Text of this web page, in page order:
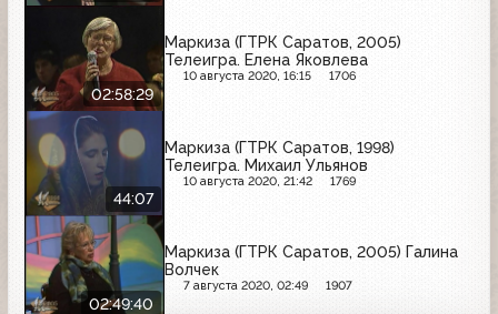
02:58:29
Маркиза (ГТРК Саратов, 2005)
Телеигра. Елена Яковлева
10 августа 2020, 16:15 1706
44:07
Маркиза (ГТРК Саратов, 1998)
Телеигра. Михаил Ульянов
10 августа 2020, 21:42 1769
02:49:40
Маркиза (ГТРК Саратов, 2005) Галина
Волчек
7 августа 2020, 02:49 1907